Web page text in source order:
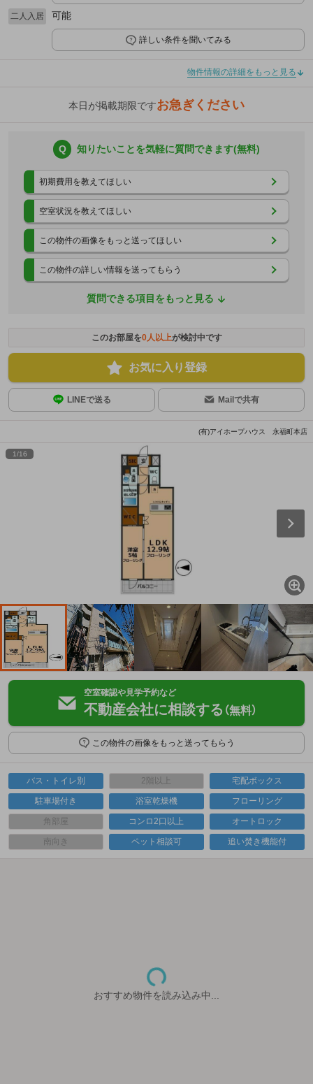
二人入居 可能
詳しい条件を聞いてみる
物件情報の詳細をもっと見る
本日が掲載期限ですお急ぎください
Q 知りたいことを気軽に質問できます(無料)
初期費用を教えてほしい
空室状況を教えてほしい
この物件の画像をもっと送ってほしい
この物件の詳しい情報を送ってもらう
質問できる項目をもっと見る
このお部屋を0人以上が検討中です
お気に入り登録
LINEで送る Mailで共有
(有)アイホープハウス 永福町本店
1/16
空室確認や見学予約など
不動産会社に相談する （無料）
この物件の画像をもっと送ってもらう
バス・トイレ別 2階以上 宅配ボックス
駐車場付き 浴室乾燥機 フローリング
角部屋 コンロ2口以上 オートロック
南向き ペット相談可 追い焚き機能付
おすすめ物件を読み込み中...